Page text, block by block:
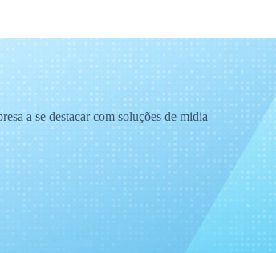
a se destacar com soluções de midia